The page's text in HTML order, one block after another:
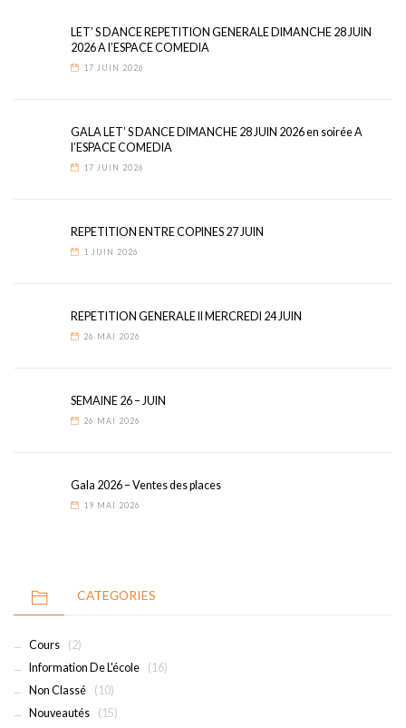
LET’ S DANCE REPETITION GENERALE DIMANCHE 28 JUIN
2026 A l’ESPACE COMEDIA
17 JUIN 2026
GALA LET’ S DANCE DIMANCHE 28 JUIN 2026 en soirée A
l’ESPACE COMEDIA
17 JUIN 2026
REPETITION ENTRE COPINES 27 JUIN
1 JUIN 2026
REPETITION GENERALE II MERCREDI 24 JUIN
26 MAI 2026
SEMAINE 26 – JUIN
26 MAI 2026
Gala 2026 – Ventes des places
19 MAI 2026
CATEGORIES
Cours
(2)
Information De L'école
(16)
Non Classé
(10)
Nouveautés
(15)